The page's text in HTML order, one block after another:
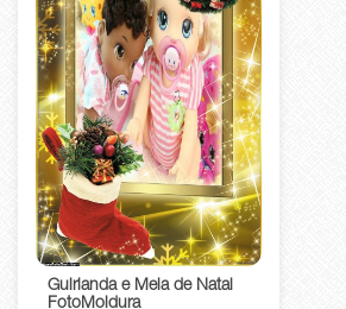
Guirlanda e Meia de Natal
FotoMoldura